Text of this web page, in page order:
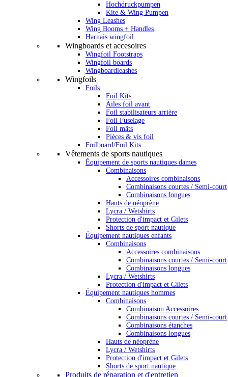
Hochdruckpumpen
Kite & Wing Pumpen
Wing Leashes
Wing Booms + Handles
Harnais wingfoil
Wingboards et accesoires
Wingfoil Footstraps
Wingfoil boards
Wingboardleashes
Wingfoils
Foils
Foil Kits
Ailes foil avant
Foil stabilisateurs arrière
Foil Fuselage
Foil mâts
Pièces & vis foil
Foilboard/Foil Kits
Vêtements de sports nautiques
Équipement de sports nautiques dames
Combinaisons
Accessoires combinaisons
Combinaisons courtes / Semi-court
Combinaisons longues
Hauts de néoprène
Lycra / Wetshirts
Protection d'impact et Gilets
Shorts de sport nautique
Équipement nautiques enfants
Combinaisons
Accessoires combinaisons
Combinaisons courtes / Semi-court
Combinaisons longues
Lycra / Wetshirts
Protection d'impact et Gilets
Équipement nautiques hommes
Combinaisons
Combinaison Accessoires
Combinaisons courtes / Semi-court
Combinaisons étanches
Combinaisons longues
Hauts de néoprène
Lycra / Wetshirts
Protection d'impact et Gilets
Shorts de sport nautique
Produits de réparation et d'entretien